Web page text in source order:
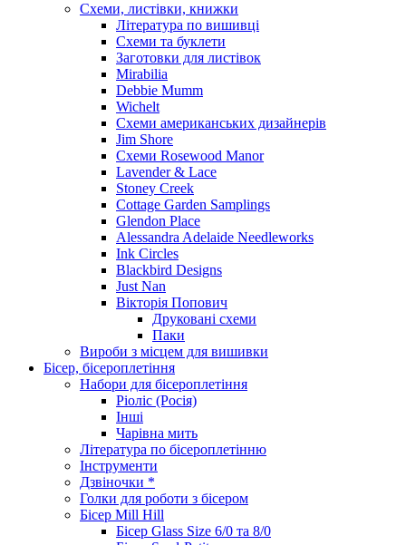
Схеми, листівки, книжки
Література по вишивці
Схеми та буклети
Заготовки для листівок
Mirabilia
Debbie Mumm
Wichelt
Схеми американських дизайнерів
Jim Shore
Cхеми Rosewood Manor
Lavender & Lace
Stoney Creek
Cottage Garden Samplings
Glendon Place
Alessandra Adelaide Needleworks
Ink Circles
Blackbird Designs
Just Nan
Вікторія Попович
Друковані схеми
Паки
Вироби з місцем для вишивки
Бісер, бісероплетіння
Набори для бісероплетіння
Ріоліс (Росія)
Інші
Чарівна мить
Література по бісероплетінню
Інструменти
Дзвіночки *
Голки для роботи з бісером
Бісер Mill Hill
Бісер Glass Size 6/0 та 8/0